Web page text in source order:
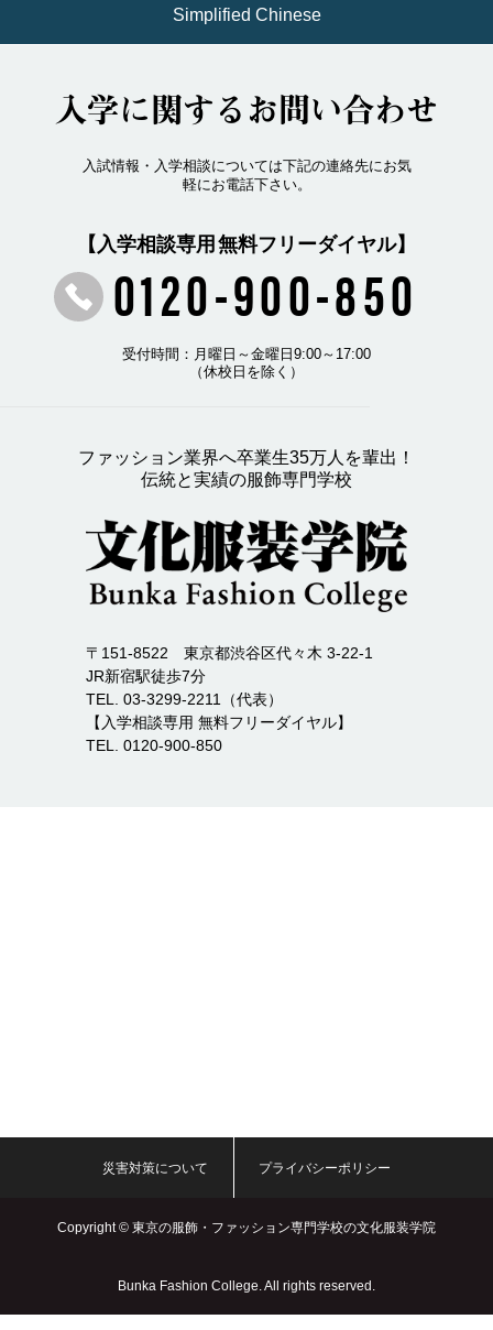
Simplified Chinese
入学に関するお問い合わせ
入試情報・入学相談については下記の連絡先にお気
軽にお電話下さい。
0120-900-850
【入学相談専用 無料フリーダイヤル】
受付時間：月曜日～金曜日9:00～17:00
（休校日を除く）
ファッション業界へ卒業生35万人を輩出！
伝統と実績の服飾専門学校
〒151-8522 東京都渋谷区代々木 3-22-1
JR新宿駅徒歩7分
TEL. 03-3299-2211（代表）
【入学相談専用 無料フリーダイヤル】
TEL. 0120-900-850
Copyright © 東京の服飾・ファッション専門学校の文化服装学院
Bunka Fashion College. All rights reserved.
災害対策について プライバシーポリシー